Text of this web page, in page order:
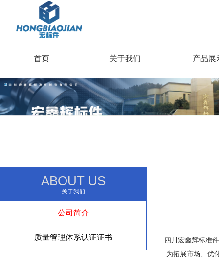
首页 关于我们 产品展
ABOUT US
关于我们
公司简介
质量管理体系认证证书
四川宏鑫辉标准
为拓展市场、优